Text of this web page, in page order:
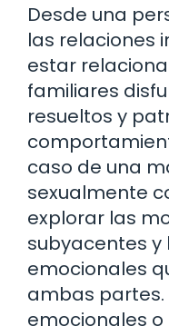
Desde una
las relaciones
estar
familiares
resueltos y
caso de una
sexualmente
explorar las
subyacentes y
emocionales
ambas partes.
emocionales